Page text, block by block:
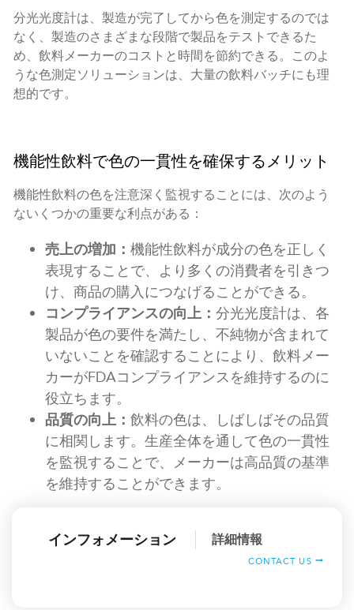
分光光度計は、製造が完了してから色を測定するのでは
なく、製造のさまざまな段階で製品をテストできるた
め、飲料メーカーのコストと時間を節約できる。このよ
うな色測定ソリューションは、大量の飲料バッチにも理
想的です。
機能性飲料で色の一貫性を確保するメリット
機能性飲料の色を注意深く監視することには、次のよう
ないくつかの重要な利点がある：
売上の増加： 機能性飲料が成分の色を正しく
表現することで、より多くの消費者を引きつ
け、商品の購入につなげることができる。
コンプライアンスの向上： 分光光度計は、各
製品が色の要件を満たし、不純物が含まれて
いないことを確認することにより、飲料メー
カーがFDAコンプライアンスを維持するのに
役立ちます。
品質の向上： 飲料の色は、しばしばその品質
に相関します。生産全体を通して色の一貫性
を監視することで、メーカーは高品質の基準
を維持することができます。
インフォメーション 詳細情報
CONTACT US